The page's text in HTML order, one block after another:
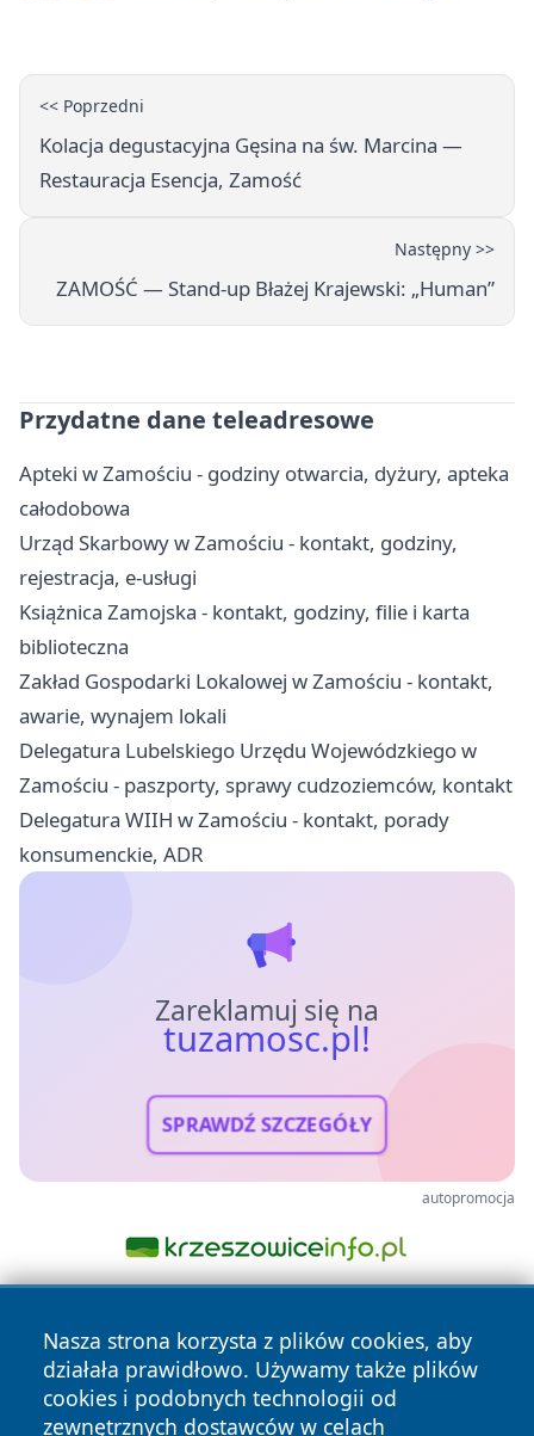
<< Poprzedni
Kolacja degustacyjna Gęsina na św. Marcina —
Restauracja Esencja, Zamość
Następny >>
ZAMOŚĆ — Stand-up Błażej Krajewski: „Human”
Przydatne dane teleadresowe
Apteki w Zamościu - godziny otwarcia, dyżury, apteka
całodobowa
Urząd Skarbowy w Zamościu - kontakt, godziny,
rejestracja, e-usługi
Książnica Zamojska - kontakt, godziny, filie i karta
biblioteczna
Zakład Gospodarki Lokalowej w Zamościu - kontakt,
awarie, wynajem lokali
Delegatura Lubelskiego Urzędu Wojewódzkiego w
Zamościu - paszporty, sprawy cudzoziemców, kontakt
Delegatura WIIH w Zamościu - kontakt, porady
konsumenckie, ADR
Zareklamuj się na
tuzamosc.pl!
SPRAWDŹ SZCZEGÓŁY
autopromocja
Nasza strona korzysta z plików cookies, aby
działała prawidłowo. Używamy także plików
cookies i podobnych technologii od
zewnętrznych dostawców w celach